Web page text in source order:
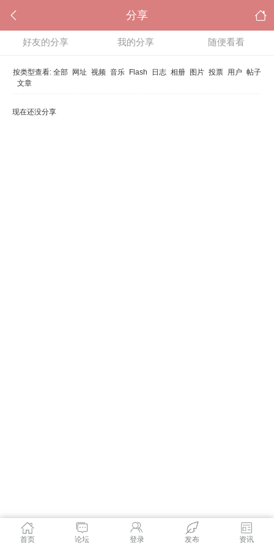
分享
好友的分享 我的分享 随便看看
按类型查看: 全部 网址 视频 音乐 Flash 日志 相册 图片 投票 用户 帖子
文章
现在还没分享
首页 论坛 登录 发布 资讯